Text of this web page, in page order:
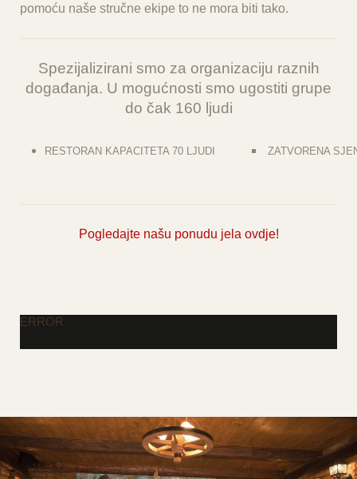
pomoću naše stručne ekipe to ne mora biti tako.
Spezijalizirani smo za organizaciju raznih
događanja. U mogućnosti smo ugostiti grupe
do čak 160 ljudi
RESTORAN KAPACITETA 70 LJUDI ZATVORENA
Pogledajte našu ponudu jela ovdje!
ERROR